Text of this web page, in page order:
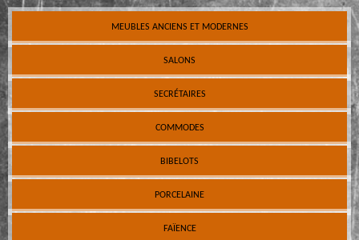
MEUBLES ANCIENS ET MODERNES
SALONS
SECRÉTAIRES
COMMODES
BIBELOTS
PORCELAINE
FAÏENCE